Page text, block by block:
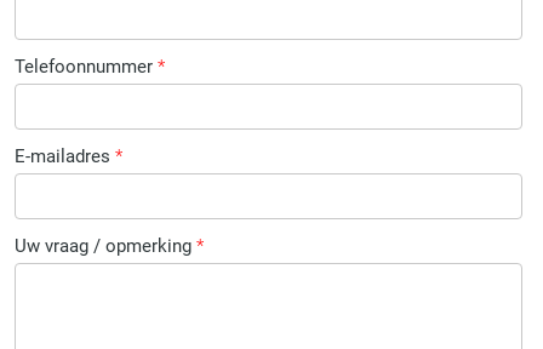
Telefoonnummer *
E-mailadres *
Uw vraag / opmerking *